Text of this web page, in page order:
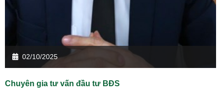
02/10/2025
Chuyên gia tư vấn đầu tư BĐS